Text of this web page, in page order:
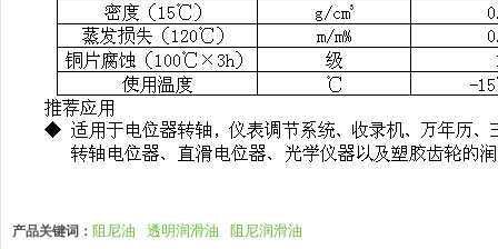
产品关键词： 阻尼油 透明润滑油 阻尼润滑油